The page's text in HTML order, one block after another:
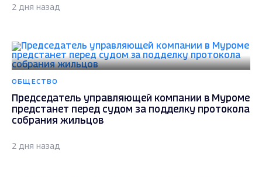
2 дня назад
ОБЩЕСТВО
Председатель управляющей компании в Муроме
предстанет перед судом за подделку протокола
собрания жильцов
2 дня назад